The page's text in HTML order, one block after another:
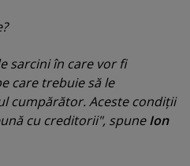
sarcini în care vor fi
care trebuie să le
cumpărător. Aceste condiţii
cu creditorii", spuneIon